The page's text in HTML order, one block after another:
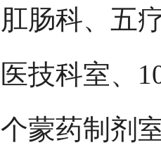
肛肠科、五
医技科室、
个蒙药制剂